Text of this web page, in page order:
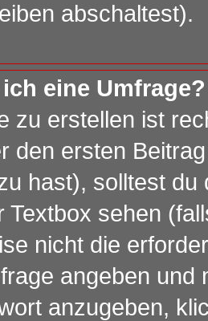
abschaltest).
eine Umfrage?
zu erstellen ist
den ersten
hast), solltest
Textbox sehen
nicht die
angeben und
anzugeben,